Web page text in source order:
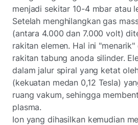
menjadi sekitar 10-4 mbar atau
Setelah menghilangkan gas
(antara 4.000 dan 7.000 volt)
rakitan elemen. Hal ini
rakitan tabung anoda silinder.
dalam jalur spiral yang ketat
(kekuatan medan 0,12 Tesla)
ruang vakum, sehingga
plasma.
Ion yang dihasilkan kemudian